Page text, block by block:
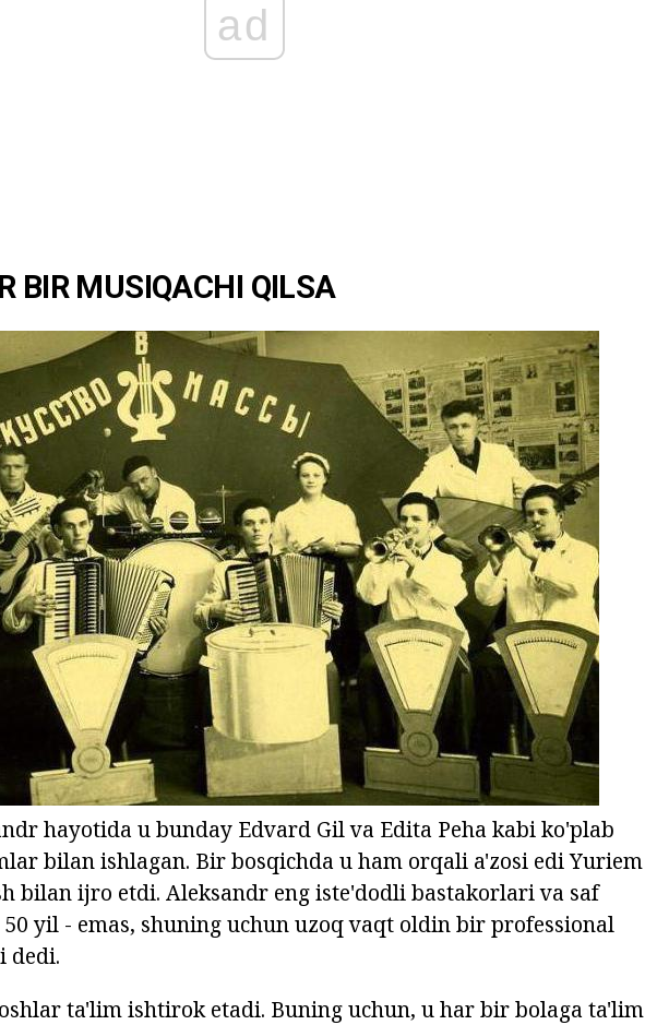
ad
BIR MUSIQACHI QILSA
hayotida u bunday Edvard Gil va Edita Peha kabi ko'plab
bilan ishlagan. Bir bosqichda u ham orqali a'zosi edi Yuriem
bilan ijro etdi. Aleksandr eng iste'dodli bastakorlari va saf
yil - emas, shuning uchun uzoq vaqt oldin bir professional
dedi.
ta'lim ishtirok etadi. Buning uchun, u har bir bolaga ta'lim